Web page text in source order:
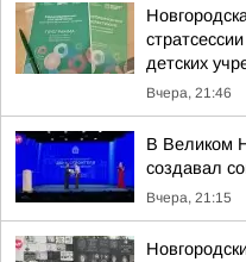
детских
Вчера, 21:46
В Великом
создавал
Вчера, 21:15